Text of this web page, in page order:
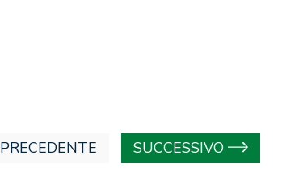
PRECEDENTE SUCCESSIVO